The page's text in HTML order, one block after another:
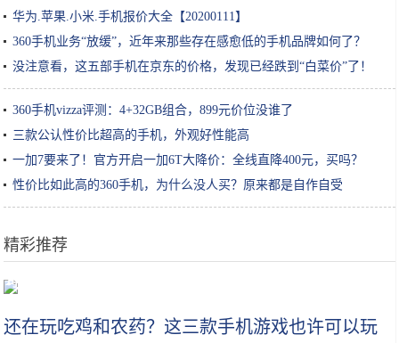
华为.苹果.小米.手机报价大全【20200111】
360手机业务“放缓”，近年来那些存在感愈低的手机品牌如何了？
没注意看，这五部手机在京东的价格，发现已经跌到“白菜价”了！
360手机vizza评测：4+32GB组合，899元价位没谁了
三款公认性价比超高的手机，外观好性能高
一加7要来了！官方开启一加6T大降价：全线直降400元，买吗？
性价比如此高的360手机，为什么没人买？原来都是自作自受
精彩推荐
可以用吸管吸着吃的橙子来了！爆汁无渣，徒手可剥！果冻橙了解一下
还在玩吃鸡和农药？这三款手机游戏也许可以玩